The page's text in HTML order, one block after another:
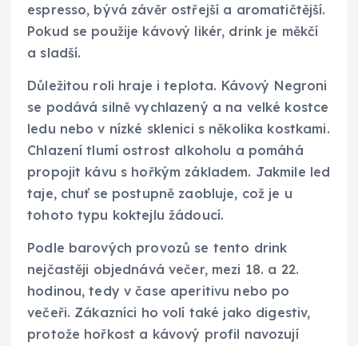
espresso, bývá závěr ostřejší a aromatičtější.
Pokud se použije kávový likér, drink je měkčí
a sladší.
Důležitou roli hraje i teplota. Kávový Negroni
se podává silně vychlazený a na velké kostce
ledu nebo v nízké sklenici s několika kostkami.
Chlazení tlumí ostrost alkoholu a pomáhá
propojit kávu s hořkým základem. Jakmile led
taje, chuť se postupně zaobluje, což je u
tohoto typu koktejlu žádoucí.
Podle barových provozů se tento drink
nejčastěji objednává večer, mezi 18. a 22.
hodinou, tedy v čase aperitivu nebo po
večeři. Zákazníci ho volí také jako digestiv,
protože hořkost a kávový profil navozují